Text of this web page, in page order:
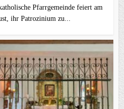
Pfarrgemeinde feiert am
ihr Patrozinium zu...